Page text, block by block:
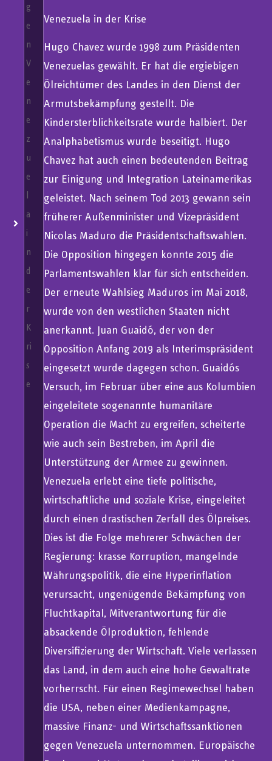
g
e
n
V
e
n
e
z
u
e
l
a
i
n
d
e
r
K
ri
s
e
Venezuela in der Krise
Hugo Chavez wurde 1998 zum Präsidenten
Venezuelas gewählt. Er hat die ergiebigen
Ölreichtümer des Landes in den Dienst der
Armutsbekämpfung gestellt. Die
Kindersterblichkeitsrate wurde halbiert. Der
Analphabetismus wurde beseitigt. Hugo
Chavez hat auch einen bedeutenden Beitrag
zur Einigung und Integration Lateinamerikas
geleistet. Nach seinem Tod 2013 gewann sein
früherer Außenminister und Vizepräsident
Nicolas Maduro die Präsidentschaftswahlen.
Die Opposition hingegen konnte 2015 die
Parlamentswahlen klar für sich entscheiden.
Der erneute Wahlsieg Maduros im Mai 2018,
wurde von den westlichen Staaten nicht
anerkannt. Juan Guaidó, der von der
Opposition Anfang 2019 als Interimspräsident
eingesetzt wurde dagegen schon. Guaidós
Versuch, im Februar über eine aus Kolumbien
eingeleitete sogenannte humanitäre
Operation die Macht zu ergreifen, scheiterte
wie auch sein Bestreben, im April die
Unterstützung der Armee zu gewinnen.
Venezuela erlebt eine tiefe politische,
wirtschaftliche und soziale Krise, eingeleitet
durch einen drastischen Zerfall des Ölpreises.
Dies ist die Folge mehrerer Schwächen der
Regierung: krasse Korruption, mangelnde
Währungspolitik, die eine Hyperinflation
verursacht, ungenügende Bekämpfung von
Fluchtkapital, Mitverantwortung für die
absackende Ölproduktion, fehlende
Diversifizierung der Wirtschaft. Viele verlassen
das Land, in dem auch eine hohe Gewaltrate
vorherrscht. Für einen Regimewechsel haben
die USA, neben einer Medienkampagne,
massive Finanz- und Wirtschaftssanktionen
gegen Venezuela unternommen. Europäische